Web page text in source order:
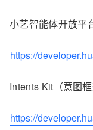
小艺智能体开放平
https://
Intents Kit（意图框
https://